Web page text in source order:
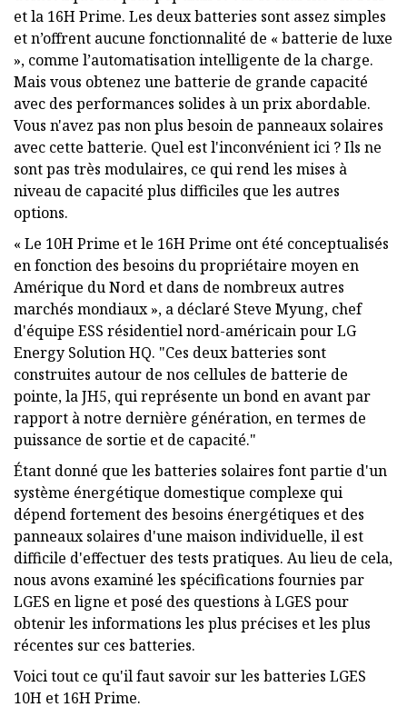
et la 16H Prime. Les deux batteries sont assez simples
et n’offrent aucune fonctionnalité de « batterie de luxe
», comme l’automatisation intelligente de la charge.
Mais vous obtenez une batterie de grande capacité
avec des performances solides à un prix abordable.
Vous n'avez pas non plus besoin de panneaux solaires
avec cette batterie. Quel est l'inconvénient ici ? Ils ne
sont pas très modulaires, ce qui rend les mises à
niveau de capacité plus difficiles que les autres
options.
« Le 10H Prime et le 16H Prime ont été conceptualisés
en fonction des besoins du propriétaire moyen en
Amérique du Nord et dans de nombreux autres
marchés mondiaux », a déclaré Steve Myung, chef
d'équipe ESS résidentiel nord-américain pour LG
Energy Solution HQ. "Ces deux batteries sont
construites autour de nos cellules de batterie de
pointe, la JH5, qui représente un bond en avant par
rapport à notre dernière génération, en termes de
puissance de sortie et de capacité."
Étant donné que les batteries solaires font partie d'un
système énergétique domestique complexe qui
dépend fortement des besoins énergétiques et des
panneaux solaires d'une maison individuelle, il est
difficile d'effectuer des tests pratiques. Au lieu de cela,
nous avons examiné les spécifications fournies par
LGES en ligne et posé des questions à LGES pour
obtenir les informations les plus précises et les plus
récentes sur ces batteries.
Voici tout ce qu'il faut savoir sur les batteries LGES
10H et 16H Prime.